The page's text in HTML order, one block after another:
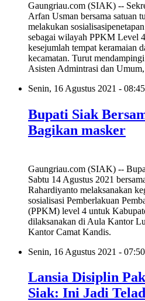
Gaungriau.com (SIAK) --
Arfan Usman bersama satuan
melakukan
sebagai wilayah PPKM Level
kesejumlah tempat keramaian
kecamatan. Turut
Asisten Admintrasi dan
Senin, 16 Agustus 2021 -
Bupati Siak
Bagikan masker
Gaungriau.com (SIAK) --
Sabtu 14 Agustus 2021
Rahardiyanto melaksanakan
sosialisasi Pemberlakuan
(PPKM) level 4 untuk
dilaksanakan di Aula Kantor
Kantor Camat Kandis.
Senin, 16 Agustus 2021 -
Lansia Disiplin
Siak: Ini Jadi